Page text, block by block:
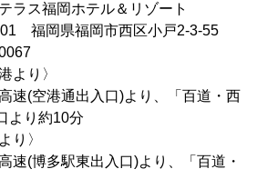
ス福岡ホテル＆リゾート
福岡県福岡市西区小戸2-3-55
より〉
通出入口)より、「百道・西
より約10分
〉
駅東出入口)より、「百道・